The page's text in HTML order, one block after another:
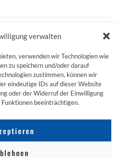
verwalten
verwenden wir Technologien wie
zu speichern und/oder darauf
zustimmen, können wir
eindeutige IDs auf dieser Website
oder der Widerruf der Einwilligung
beeinträchtigen.
Pilgertreff in Würzburg
SHOP